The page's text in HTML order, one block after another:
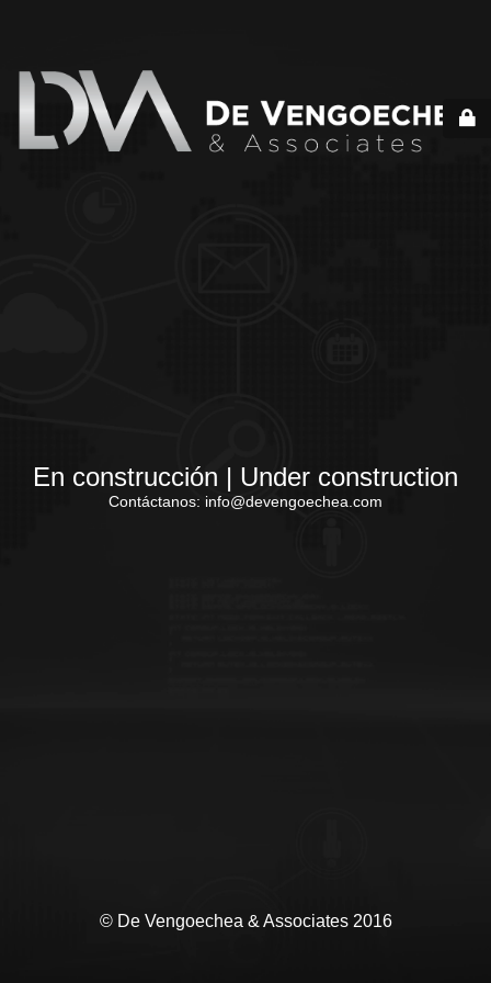
En construcción | Under construction
Contáctanos: info@devengoechea.com
© De Vengoechea & Associates 2016